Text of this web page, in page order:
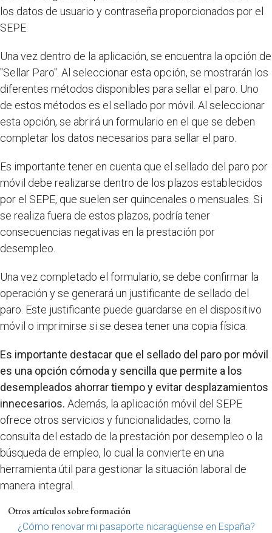
los datos de usuario y contraseña proporcionados por el
SEPE.
Una vez dentro de la aplicación, se encuentra la opción de
"Sellar Paro". Al seleccionar esta opción, se mostrarán los
diferentes métodos disponibles para sellar el paro. Uno
de estos métodos es el sellado por móvil. Al seleccionar
esta opción, se abrirá un formulario en el que se deben
completar los datos necesarios para sellar el paro.
Es importante tener en cuenta que el sellado del paro por
móvil debe realizarse dentro de los plazos establecidos
por el SEPE, que suelen ser quincenales o mensuales. Si
se realiza fuera de estos plazos, podría tener
consecuencias negativas en la prestación por
desempleo.
Una vez completado el formulario, se debe confirmar la
operación y se generará un justificante de sellado del
paro. Este justificante puede guardarse en el dispositivo
móvil o imprimirse si se desea tener una copia física.
Es importante destacar que el sellado del paro por móvil
es una opción cómoda y sencilla que permite a los
desempleados ahorrar tiempo y evitar desplazamientos
innecesarios. Además, la aplicación móvil del SEPE
ofrece otros servicios y funcionalidades, como la
consulta del estado de la prestación por desempleo o la
búsqueda de empleo, lo cual la convierte en una
herramienta útil para gestionar la situación laboral de
manera integral.
Otros artículos sobre formación
¿Cómo renovar mi pasaporte nicaragüense en España?